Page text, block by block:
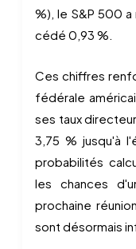
%), le S&P 500
cédé 0,93 %.
Ces chiffres
fédérale
ses taux
3,75 % jusqu'à
probabilités
les chances
prochaine
sont désormais